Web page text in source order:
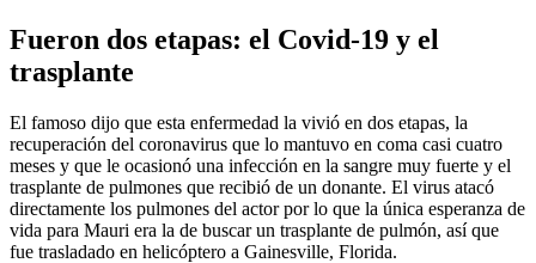
Fueron dos etapas: el Covid-19 y el
trasplante
El famoso dijo que esta enfermedad la vivió en dos etapas, la
recuperación del coronavirus que lo mantuvo en coma casi cuatro
meses y que le ocasionó una infección en la sangre muy fuerte y el
trasplante de pulmones que recibió de un donante. El virus atacó
directamente los pulmones del actor por lo que la única esperanza de
vida para Mauri era la de buscar un trasplante de pulmón, así que
fue trasladado en helicóptero a Gainesville, Florida.